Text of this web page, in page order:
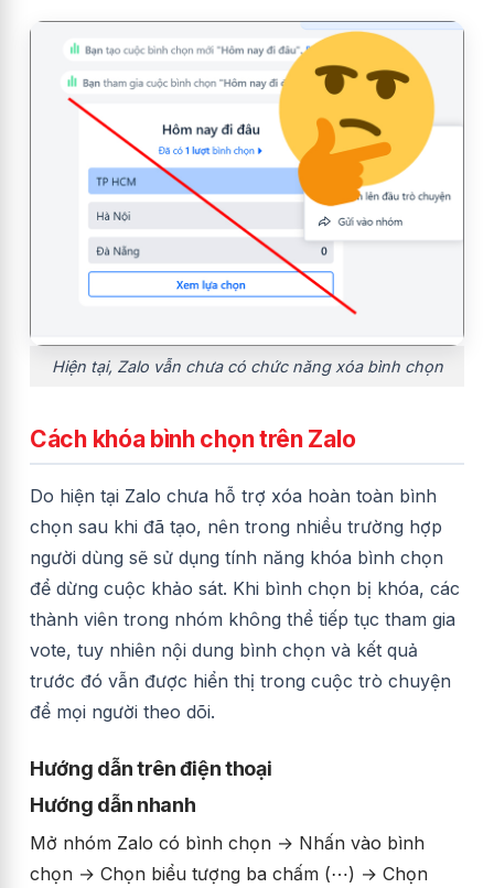
Hiện tại, Zalo vẫn chưa có chức năng xóa bình chọn
Cách khóa bình chọn trên Zalo
Do hiện tại Zalo chưa hỗ trợ xóa hoàn toàn bình
chọn sau khi đã tạo, nên trong nhiều trường hợp
người dùng sẽ sử dụng tính năng khóa bình chọn
để dừng cuộc khảo sát. Khi bình chọn bị khóa, các
thành viên trong nhóm không thể tiếp tục tham gia
vote, tuy nhiên nội dung bình chọn và kết quả
trước đó vẫn được hiển thị trong cuộc trò chuyện
để mọi người theo dõi.
Hướng dẫn trên điện thoại
Hướng dẫn nhanh
Mở nhóm Zalo có bình chọn → Nhấn vào bình
chọn → Chọn biểu tượng ba chấm (⋯) → Chọn